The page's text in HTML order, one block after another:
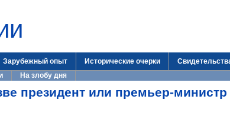
Зарубежный опыт Исторические очерки
На злобу дня
президент или премьер-